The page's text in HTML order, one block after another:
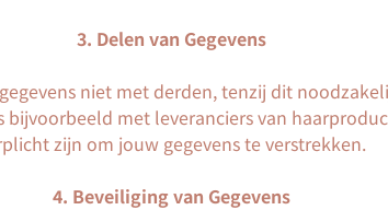
3. Delen van Gegevens
niet met derden, tenzij dit
bijvoorbeeld met leveranciers van
zijn om jouw gegevens te verstrekken.
4. Beveiliging van Gegevens